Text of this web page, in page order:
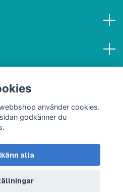
Company webbshop
använder cookies.
godkänner du
alla